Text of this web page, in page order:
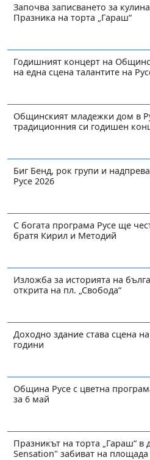
Започва записването за
Празника на торта „Гараш“
Годишният концерт на
на една сцена талантите на
Общинският младежки дом в
традиционния си годишен
Биг Бенд, рок групи и
Русе 2026
С богата програма Русе ще
братя Кирил и Методий
Изложба за историята на
открита на пл. „Свобода“
Доходно здание става сцена
години
Община Русе с цветна
за 6 май
Празникът на торта „Гараш“ в
Sensation" забиват на площада